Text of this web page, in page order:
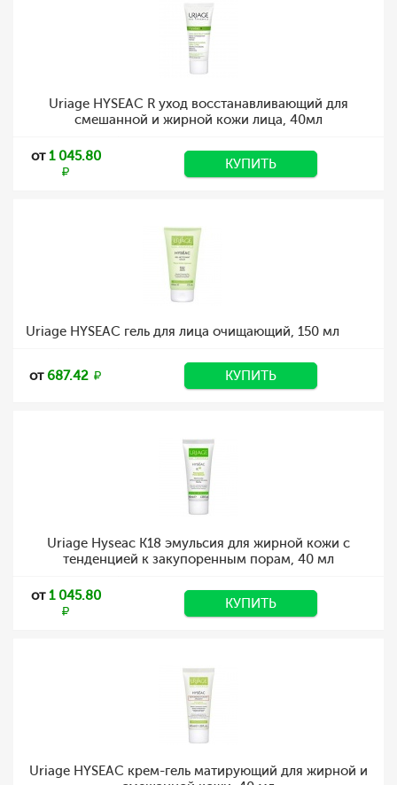
Uriage HYSEAC R уход восстанавливающий для
смешанной и жирной кожи лица, 40мл
от1 045.80 КУПИТЬ
Uriage HYSEAC гель для лица очищающий, 150 мл
от687.42 КУПИТЬ
Uriage Hyseac К18 эмульсия для жирной кожи с
тенденцией к закупоренным порам, 40 мл
от1 045.80 КУПИТЬ
Uriage HYSEAC крем-гель матирующий для жирной и